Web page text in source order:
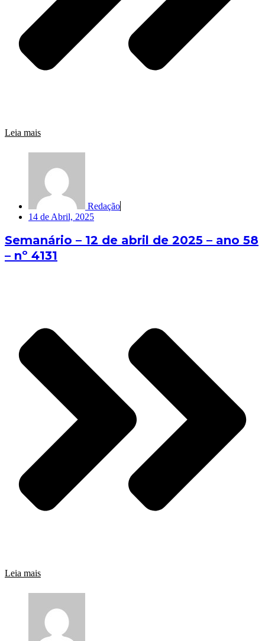
Leia mais
Redação
14 de Abril, 2025
Semanário – 12 de abril de 2025 – ano 58
– nº 4131
Leia mais